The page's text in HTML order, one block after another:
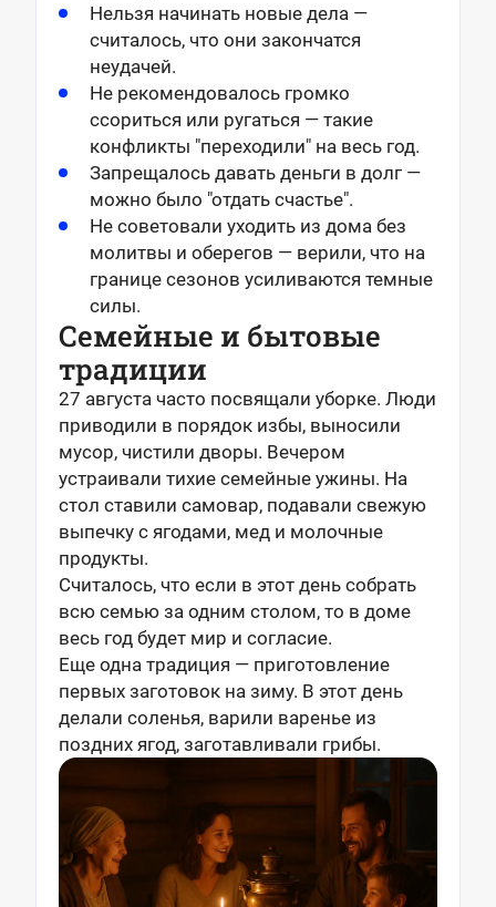
Нельзя начинать новые дела —
считалось, что они закончатся
неудачей.
Не рекомендовалось громко
ссориться или ругаться — такие
конфликты "переходили" на весь год.
Запрещалось давать деньги в долг —
можно было "отдать счастье".
Не советовали уходить из дома без
молитвы и оберегов — верили, что на
границе сезонов усиливаются темные
силы.
Семейные и бытовые
традиции
27 августа часто посвящали уборке. Люди
приводили в порядок избы, выносили
мусор, чистили дворы. Вечером
устраивали тихие семейные ужины. На
стол ставили самовар, подавали свежую
выпечку с ягодами, мед и молочные
продукты.
Считалось, что если в этот день собрать
всю семью за одним столом, то в доме
весь год будет мир и согласие.
Еще одна традиция — приготовление
первых заготовок на зиму. В этот день
делали соленья, варили варенье из
поздних ягод, заготавливали грибы.